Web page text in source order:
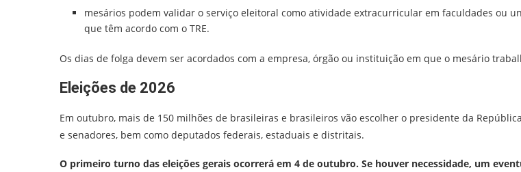
mesários podem validar o serviço eleitoral como atividade extracurricular em faculdades ou
que têm acordo com o TRE.
Os dias de folga devem ser acordados com a empresa, órgão ou instituição em que o mesário
Eleições de 2026
Em outubro, mais de 150 milhões de brasileiras e brasileiros vão escolher o presidente da
e senadores, bem como deputados federais, estaduais e distritais.
O primeiro turno das eleições gerais ocorrerá em 4 de outubro. Se houver necessidade, um